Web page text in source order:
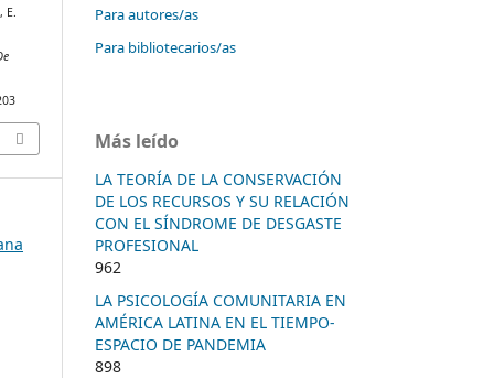
E.
Para autores/as
Para bibliotecarios/as
Más leído
LA TEORÍA DE LA CONSERVACIÓN
DE LOS RECURSOS Y SU RELACIÓN
CON EL SÍNDROME DE DESGASTE
PROFESIONAL
962
LA PSICOLOGÍA COMUNITARIA EN
AMÉRICA LATINA EN EL TIEMPO-
ESPACIO DE PANDEMIA
898